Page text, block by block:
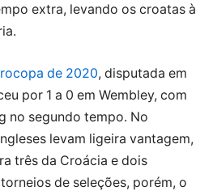
extra, levando os croatas à
de 2020, disputada em
por 1 a 0 em Wembley, com
no segundo tempo. No
levam ligeira vantagem,
três da Croácia e dois
de seleções, porém, o